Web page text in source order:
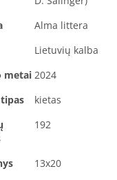
Alma littera
Lietuvių kalba
metai 2024
kietas
192
13x20